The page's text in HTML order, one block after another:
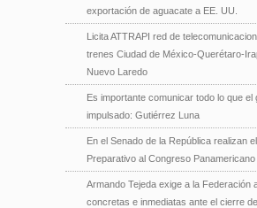
exportación de aguacate a EE. UU.
Licita ATTRAPI red de
trenes Ciudad de México-Querétaro-
Nuevo Laredo
Es importante comunicar todo lo que el
impulsado: Gutiérrez Luna
En el Senado de la República realizan
Preparativo al Congreso Panamericano
Armando Tejeda exige a la Federación
concretas e inmediatas ante el cierre